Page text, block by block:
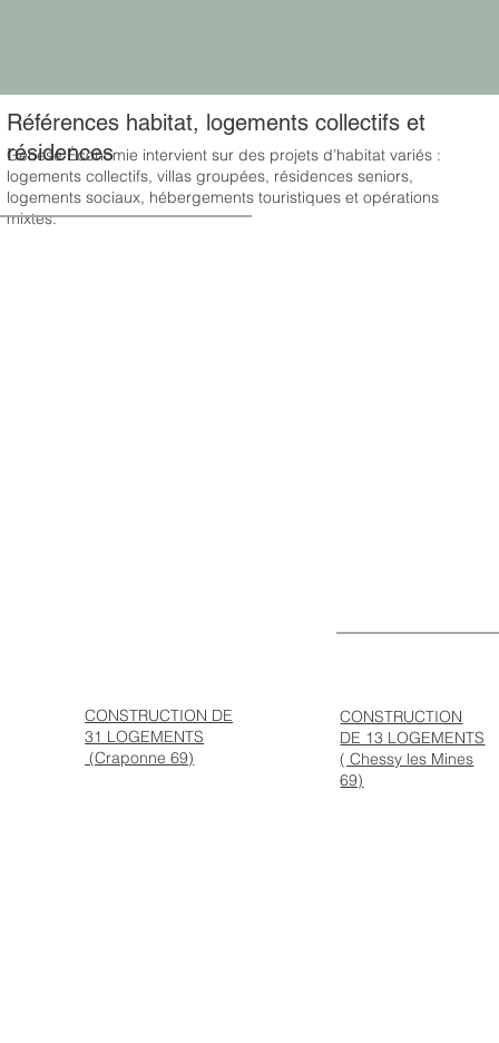
Références habitat, logements collectifs et
résidences
Genese Économie intervient sur des projets d’habitat variés :
logements collectifs, villas groupées, résidences seniors,
logements sociaux, hébergements touristiques et opérations
mixtes.
CONSTRUCTION DE
31 LOGEMENTS
(Craponne 69)
CONSTRUCTION
DE 13 LOGEMENTS
( Chessy les Mines
69)